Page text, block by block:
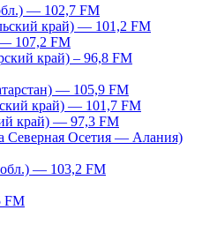
— 102,7 FM
край) — 101,2 FM
— 107,2 FM
край) – 96,8 FM
— 105,9 FM
край) — 101,7 FM
край) — 97,3 FM
Северная Осетия — Алания)
обл.) — 103,2 FM
FM